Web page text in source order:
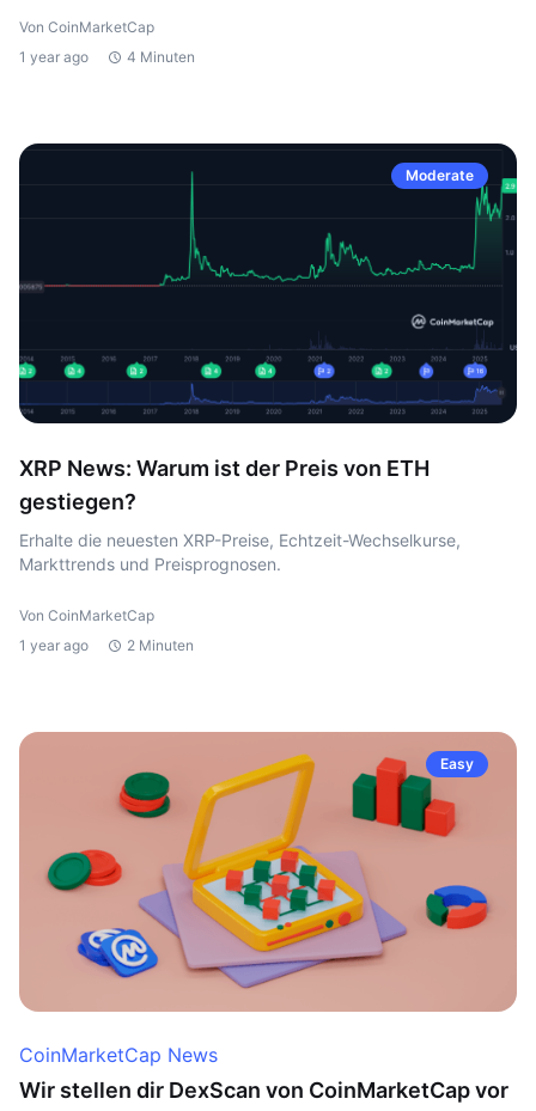
Von CoinMarketCap
1 year ago
4 Minuten
Moderate
XRP News: Warum ist der Preis von ETH
gestiegen?
Erhalte die neuesten XRP-Preise, Echtzeit-Wechselkurse,
Markttrends und Preisprognosen.
Von CoinMarketCap
1 year ago
2 Minuten
Easy
CoinMarketCap News
Wir stellen dir DexScan von CoinMarketCap vor